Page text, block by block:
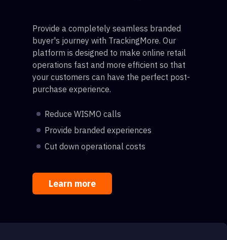
Provide a completely seamless branded
buyer's journey with TrackingMore. Our
platform is designed to make online retail
operations fast and more efficient so that
your customers can have the perfect post-
purchase experience.
Reduce WISMO calls
Provide branded experiences
Cut down operational costs
Learn more